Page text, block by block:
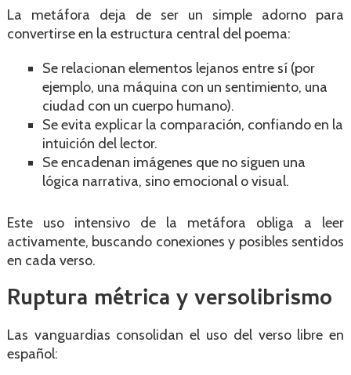
La metáfora deja de ser un simple adorno para
convertirse en la estructura central del poema:
Se relacionan elementos lejanos entre sí (por
ejemplo, una máquina con un sentimiento, una
ciudad con un cuerpo humano).
Se evita explicar la comparación, confiando en la
intuición del lector.
Se encadenan imágenes que no siguen una
lógica narrativa, sino emocional o visual.
Este uso intensivo de la metáfora obliga a leer
activamente, buscando conexiones y posibles sentidos
en cada verso.
Ruptura métrica y versolibrismo
Las vanguardias consolidan el uso del verso libre en
español: